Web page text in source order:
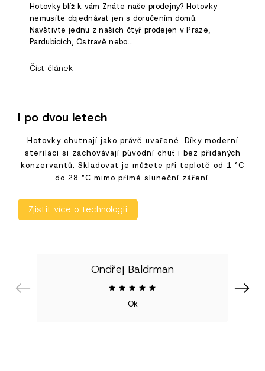
Hotovky blíž k vám Znáte naše prodejny? Hotovky
nemusíte objednávat jen s doručením domů.
Navštivte jednu z našich čtyř prodejen v Praze,
Pardubicích, Ostravě nebo...
Číst článek
I po dvou letech
Hotovky chutnají jako právě uvařené. Díky moderní
sterilaci si zachovávají původní chuť i bez přidaných
konzervantů. Skladovat je můžete při teplotě od 1 °C
do 28 °C mimo přímé sluneční záření.
Zjistit více o technologii
Previous
Ondřej Baldrman
Ok
Next